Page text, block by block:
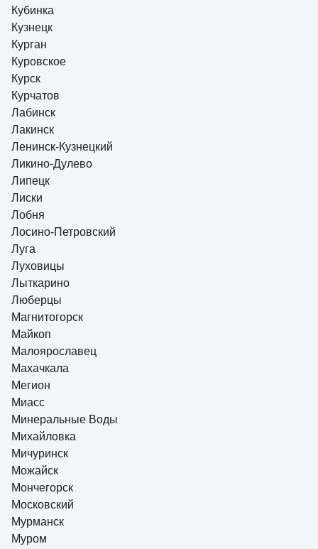
Кубинка
Кузнецк
Курган
Куровское
Курск
Курчатов
Лабинск
Лакинск
Ленинск-Кузнецкий
Ликино-Дулево
Липецк
Лиски
Лобня
Лосино-Петровский
Луга
Луховицы
Лыткарино
Люберцы
Магнитогорск
Майкоп
Малоярославец
Махачкала
Мегион
Миасс
Минеральные Воды
Михайловка
Мичуринск
Можайск
Мончегорск
Московский
Мурманск
Муром